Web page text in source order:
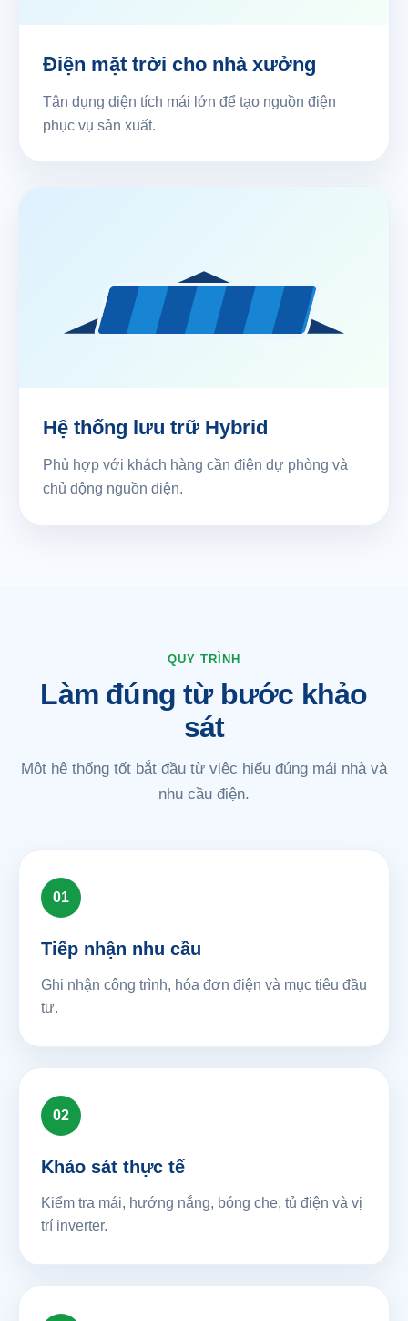
Điện mặt trời cho nhà xưởng
Tận dụng diện tích mái lớn để tạo nguồn điện
phục vụ sản xuất.
Hệ thống lưu trữ Hybrid
Phù hợp với khách hàng cần điện dự phòng và
chủ động nguồn điện.
QUY TRÌNH
Làm đúng từ bước khảo
sát
Một hệ thống tốt bắt đầu từ việc hiểu đúng mái nhà và
nhu cầu điện.
01
Tiếp nhận nhu cầu
Ghi nhận công trình, hóa đơn điện và mục tiêu đầu
tư.
02
Khảo sát thực tế
Kiểm tra mái, hướng nắng, bóng che, tủ điện và vị
trí inverter.